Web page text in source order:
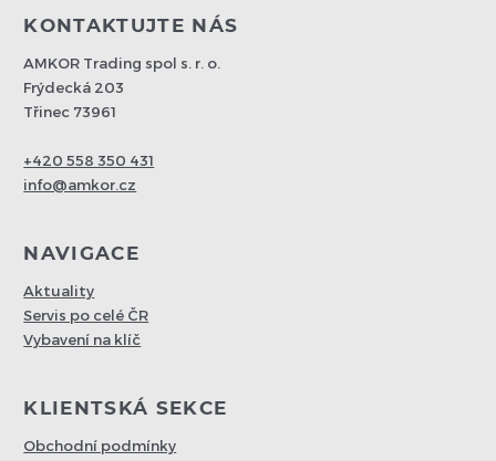
KONTAKTUJTE NÁS
AMKOR Trading spol s. r. o.
Frýdecká 203
Třinec 73961
+420 558 350 431
info@amkor.cz
NAVIGACE
Aktuality
Servis po celé ČR
Vybavení na klíč
KLIENTSKÁ SEKCE
Obchodní podmínky